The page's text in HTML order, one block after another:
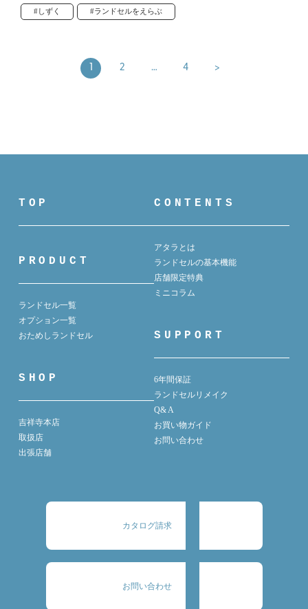
#しずく #ランドセルをえらぶ
1 2 … 4 >
TOP
PRODUCT
ランドセル一覧
オプション一覧
おためしランドセル
SHOP
吉祥寺本店
取扱店
出張店舗
CONTENTS
アタラとは
ランドセルの基本機能
店舗限定特典
ミニコラム
SUPPORT
6年間保証
ランドセルリメイク
Q& A
お買い物ガイド
お問い合わせ
カタログ請求
お問い合わせ